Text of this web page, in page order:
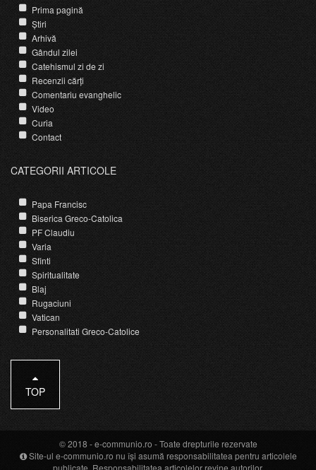
Prima pagină
Știri
Arhivă
Gândul zilei
Catehismul zi de zi
Recenzii cărți
Comentariu evanghelic
Video
Curia
Contact
CATEGORII ARTICOLE
Papa Francisc
Biserica Greco-Catolica
PF Claudiu
Varia
Sfinti
Spiritualitate
Blaj
Rugaciuni
Vatican
Personalitati Greco-Catolice
TOP
© 2018 -e-communio.ro - Toate drepturile rezervate
Site-ul e-communio.ro nu își asumă responsabilitatea pentru articolele
publicate. Responsabilitatea articolelor revine autorilor.